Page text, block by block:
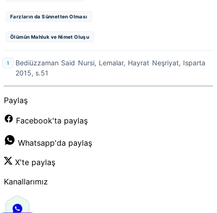
Farzların da Sünnetten Olması
Ölümün Mahluk ve Nimet Oluşu
Bediüzzaman Said Nursi, Lemalar, Hayrat Neşriyat, Isparta
2015, s.51
Paylaş
Facebook'ta paylaş
Whatsapp'da paylaş
X'te paylaş
Kanallarımız